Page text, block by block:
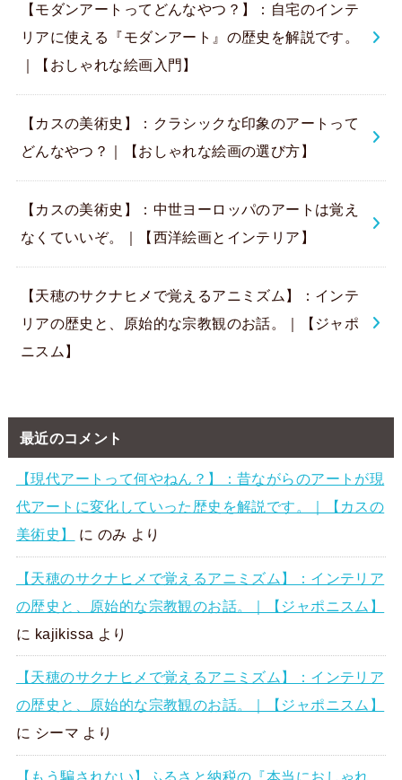
【モダンアートってどんなやつ？】：自宅のインテ
リアに使える『モダンアート』の歴史を解説です。
｜【おしゃれな絵画入門】
【カスの美術史】：クラシックな印象のアートって
どんなやつ？｜【おしゃれな絵画の選び方】
【カスの美術史】：中世ヨーロッパのアートは覚え
なくていいぞ。｜【西洋絵画とインテリア】
【天穂のサクナヒメで覚えるアニミズム】：インテ
リアの歴史と、原始的な宗教観のお話。｜【ジャポ
ニスム】
最近のコメント
【現代アートって何やねん？】：昔ながらのアートが現
代アートに変化していった歴史を解説です。｜【カスの
美術史】
に のみ より
【天穂のサクナヒメで覚えるアニミズム】：インテリア
の歴史と、原始的な宗教観のお話。｜【ジャポニスム】
に kajikissa より
【天穂のサクナヒメで覚えるアニミズム】：インテリア
の歴史と、原始的な宗教観のお話。｜【ジャポニスム】
に シーマ より
【もう騙されない】ふるさと納税の『本当におしゃれ